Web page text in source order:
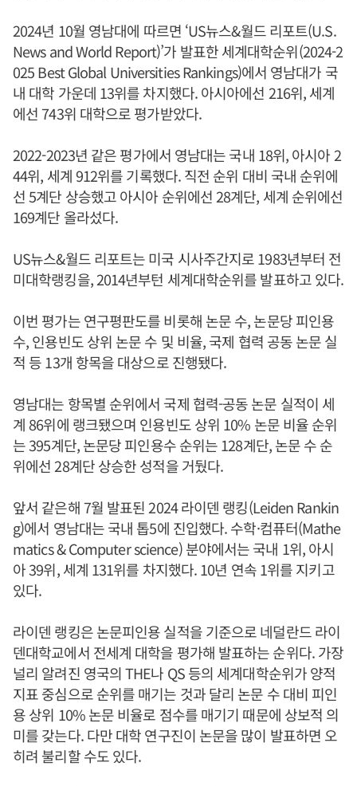
2024년 10월 영남대에 따르면 ‘US뉴스&월드 리포트(U.S.
News and World Report)’가 발표한 세계대학순위(2024-2
025 Best Global Universities Rankings)에서 영남대가 국
내 대학 가운데 13위를 차지했다. 아시아에선 216위, 세계
에선 743위 대학으로 평가받았다.
2022-2023년 같은 평가에서 영남대는 국내 18위, 아시아 2
44위, 세계 912위를 기록했다. 직전 순위 대비 국내 순위에
선 5계단 상승했고 아시아 순위에선 28계단, 세계 순위에선
169계단 올라섰다.
US뉴스&월드 리포트는 미국 시사주간지로 1983년부터 전
미대학랭킹을, 2014년부턴 세계대학순위를 발표하고 있다.
이번 평가는 연구평판도를 비롯해 논문 수, 논문당 피인용
수, 인용빈도 상위 논문 수 및 비율, 국제 협력 공동 논문 실
적 등 13개 항목을 대상으로 진행됐다.
영남대는 항목별 순위에서 국제 협력-공동 논문 실적이 세
계 86위에 랭크됐으며 인용빈도 상위 10% 논문 비율 순위
는 395계단, 논문당 피인용수 순위는 128계단, 논문 수 순
위에선 28계단 상승한 성적을 거뒀다.
앞서 같은해 7월 발표된 2024 라이덴 랭킹(Leiden Rankin
g)에서 영남대는 국내 톱5에 진입했다. 수학·컴퓨터(Mathe
matics & Computer science) 분야에서는 국내 1위, 아시
아 39위, 세계 131위를 차지했다. 10년 연속 1위를 지키고
있다.
라이덴 랭킹은 논문피인용 실적을 기준으로 네덜란드 라이
덴대학교에서 전세계 대학을 평가해 발표하는 순위다. 가장
널리 알려진 영국의 THE나 QS 등의 세계대학순위가 양적
지표 중심으로 순위를 매기는 것과 달리 논문 수 대비 피인
용 상위 10% 논문 비율로 점수를 매기기 때문에 상보적 의
미를 갖는다. 다만 대학 연구진이 논문을 많이 발표하면 오
히려 불리할 수도 있다.